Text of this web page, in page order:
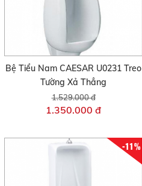
Bệ Tiểu Nam CAESAR U0231 Treo
Tường Xả Thẳng
1.529.000 đ
1.350.000 đ
-11%